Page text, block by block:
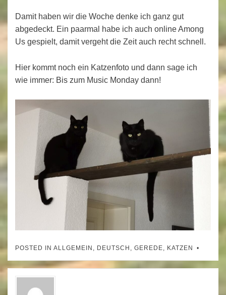
Damit haben wir die Woche denke ich ganz gut
abgedeckt. Ein paarmal habe ich auch online Among
Us gespielt, damit vergeht die Zeit auch recht schnell.
Hier kommt noch ein Katzenfoto und dann sage ich
wie immer: Bis zum Music Monday dann!
POSTED IN ALLGEMEIN , DEUTSCH , GEREDE, KATZEN